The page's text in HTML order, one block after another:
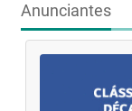
Anunciantes